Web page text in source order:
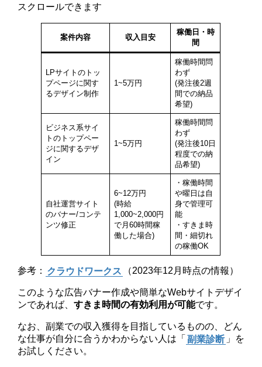
スクロールできます
案件内容 収入目安
稼働日・時
間
LPサイトのトッ
プページに関す
るデザイン制作
1~5万円
稼働時間問
わず
(発注後2週
間での納品
希望)
ビジネス系サイ
トのトップペー
ジに関するデザ
イン
1~5万円
稼働時間問
わず
(発注後10日
程度での納
品希望)
自社運営サイト
のバナー/コンテ
ンツ修正
6~12万円
(時給
1,000~2,000円
で月60時間稼
働した場合)
・稼働時間
や曜日は自
身で管理可
能
・すきま時
間・細切れ
の稼働OK
参考： クラウドワークス （2023年12月時点の情報）
このような広告バナー作成や簡単なWebサイトデザイ
ンであれば、すきま時間の有効利用が可能です。
なお、副業での収入獲得を目指しているものの、どん
な仕事が自分に合うかわからない人は「 副業診断 」を
お試しください。